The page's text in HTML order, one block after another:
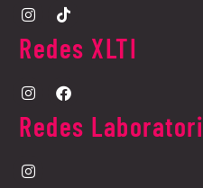
Redes XLTI
Redes